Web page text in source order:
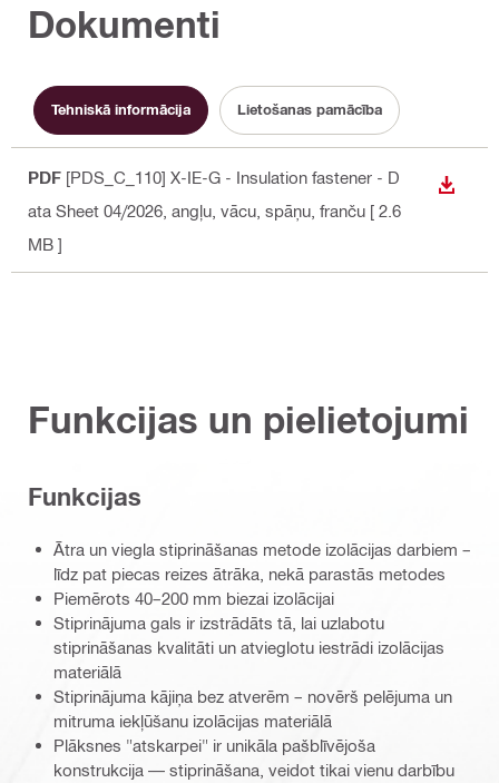
Dokumenti
Tehniskā informācija Lietošanas pamācība
PDF [PDS_C_110] X-IE-G - Insulation fastener - D
ata Sheet 04/2026 , angļu, vācu, spāņu, franču [ 2.6
MB ]
Funkcijas un pielietojumi
Funkcijas
Ātra un viegla stiprināšanas metode izolācijas darbiem –
līdz pat piecas reizes ātrāka, nekā parastās metodes
Piemērots 40–200 mm biezai izolācijai
Stiprinājuma gals ir izstrādāts tā, lai uzlabotu
stiprināšanas kvalitāti un atvieglotu iestrādi izolācijas
materiālā
Stiprinājuma kājiņa bez atverēm – novērš pelējuma un
mitruma iekļūšanu izolācijas materiālā
Plāksnes "atskarpei" ir unikāla pašblīvējoša
konstrukcija — stiprināšana, veidot tikai vienu darbību